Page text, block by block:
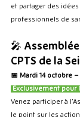
et partager des
professionnels de
🎤
CPTS de la
📅 Mardi 14 octobre
Exclusivement pour
Venez participer à
le point sur les